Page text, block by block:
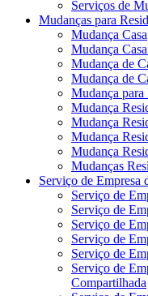
Serviços de
Mudanças para
Mudança Casa
Mudança
Mudança de
Mudança de
Mudança para
Mudança
Mudança
Mudança
Mudança
Mudanças
Serviço de Empresa
Serviço de
Serviço de
Serviço de
Serviço de
Serviço de
Serviço de
Compartilhada